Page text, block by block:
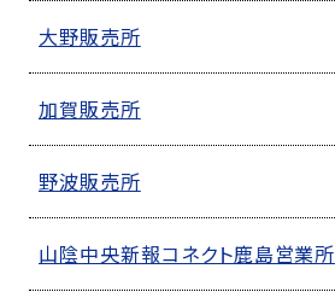
大野販売所
加賀販売所
野波販売所
山陰中央新報コネクト鹿島営業所